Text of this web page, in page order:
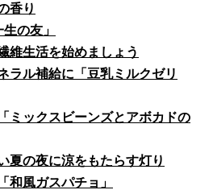
香り
の友」
維生活を始めましょう
ラル補給に「豆乳ミルクゼリ
ミックスビーンズとアボカドの
の夜に涼をもたらす灯り
和風ガスパチョ」